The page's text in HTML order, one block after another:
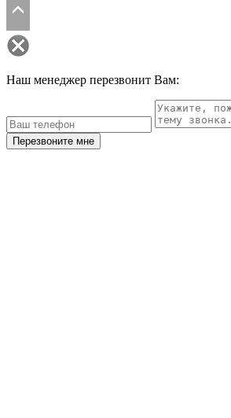
Наш менеджер перезвонит Вам:
Перезвоните мне